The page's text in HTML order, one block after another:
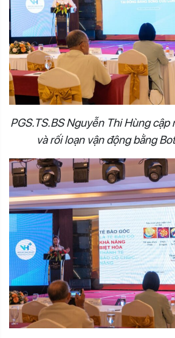
PGS.TS.BS Nguyễn Thi Hùng cập
và rối loạn vận động bằng